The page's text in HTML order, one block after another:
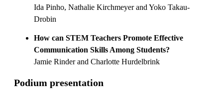
Ida Pinho, Nathalie Kirchmeyer and Yoko Takau-
Drobin
How can STEM Teachers Promote Effective
Communication Skills Among Students?
Jamie Rinder and Charlotte Hurdelbrink
Podium presentation